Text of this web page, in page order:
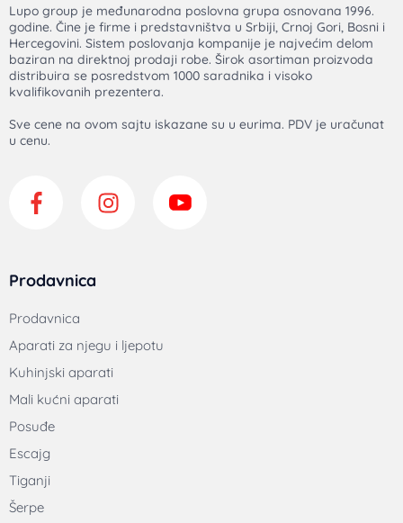
Lupo group je međunarodna poslovna grupa osnovana 1996.
godine. Čine je firme i predstavništva u Srbiji, Crnoj Gori, Bosni i
Hercegovini. Sistem poslovanja kompanije je najvećim delom
baziran na direktnoj prodaji robe. Širok asortiman proizvoda
distribuira se posredstvom 1000 saradnika i visoko
kvalifikovanih prezentera.
Sve cene na ovom sajtu iskazane su u eurima. PDV je uračunat
u cenu.
Prodavnica
Prodavnica
Aparati za njegu i ljepotu
Kuhinjski aparati
Mali kućni aparati
Posuđe
Escajg
Tiganji
Šerpe